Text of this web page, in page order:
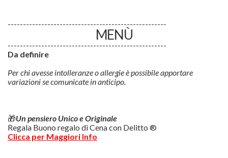
----------------------------------------------------
MENÙ
----------------------------------------------------
Da definire
Per chi avesse intolleranze o allergie è possibile apportare
variazioni se comunicate in anticipo.
🎁Un pensiero Unico e Originale
Regala Buono regalo di Cena con Delitto ®
Clicca per Maggiori Info